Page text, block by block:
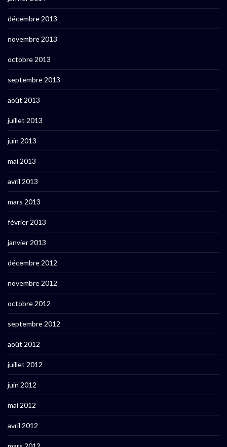
décembre 2013
novembre 2013
octobre 2013
septembre 2013
août 2013
juillet 2013
juin 2013
mai 2013
avril 2013
mars 2013
février 2013
janvier 2013
décembre 2012
novembre 2012
octobre 2012
septembre 2012
août 2012
juillet 2012
juin 2012
mai 2012
avril 2012